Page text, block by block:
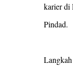
karier di
Pindad.